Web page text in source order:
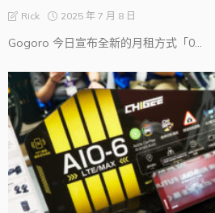
Rick 2025 年 7 月 8 日
Gogoro 今日宣布全新的月租方式「0...